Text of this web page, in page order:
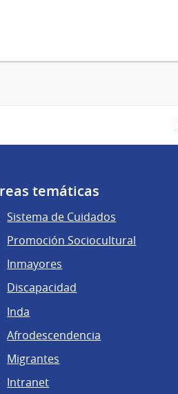
temáticas
Sistema de Cuidados
Promoción Sociocultural
Inmayores
Discapacidad
Inda
Afrodescendencia
Migrantes
Intranet